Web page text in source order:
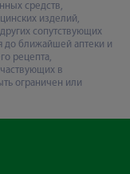
средств,
изделий,
сопутствующих
до ближайшей аптеки и
рецепта,
в
ограничен или